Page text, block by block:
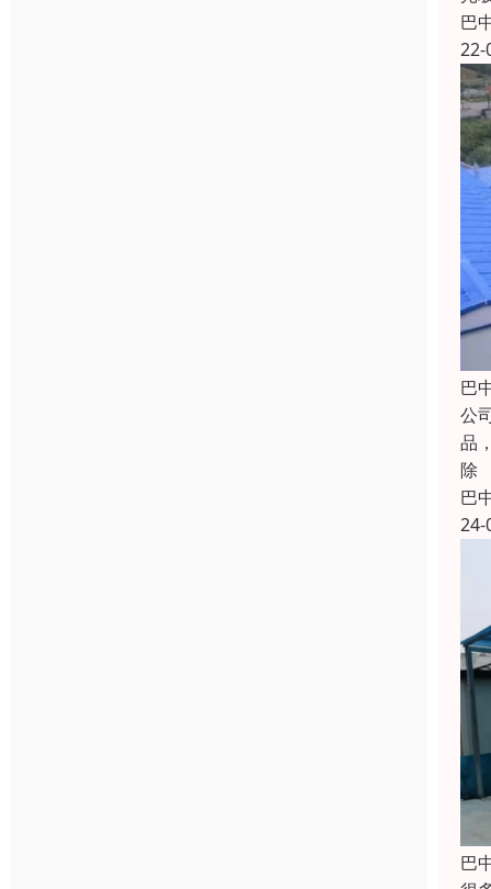
巴
22-
巴
公
品
除
巴
24-
巴